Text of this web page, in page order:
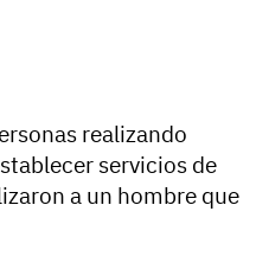
realizando
servicios de
a un hombre que